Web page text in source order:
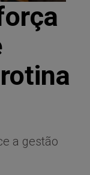
a gestão